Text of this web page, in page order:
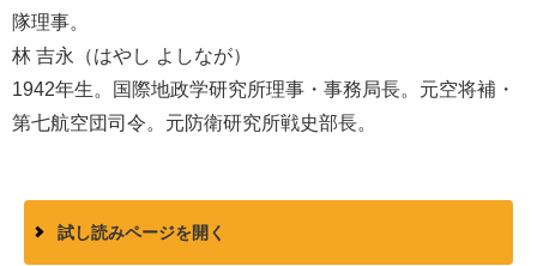
隊理事。
林 吉永（はやし よしなが）
1942年生。国際地政学研究所理事・事務局長。元空将補・
第七航空団司令。元防衛研究所戦史部長。
試し読みページを開く